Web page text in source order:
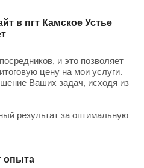
в пгт Камское Устье
и это позволяет
цену на мои услуги.
Ваших задач, исходя из
результат за оптимальную
опыта